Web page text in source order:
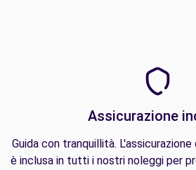
Assicurazione
Guida con tranquillità.
è inclusa in tutti i nostri noleggi per